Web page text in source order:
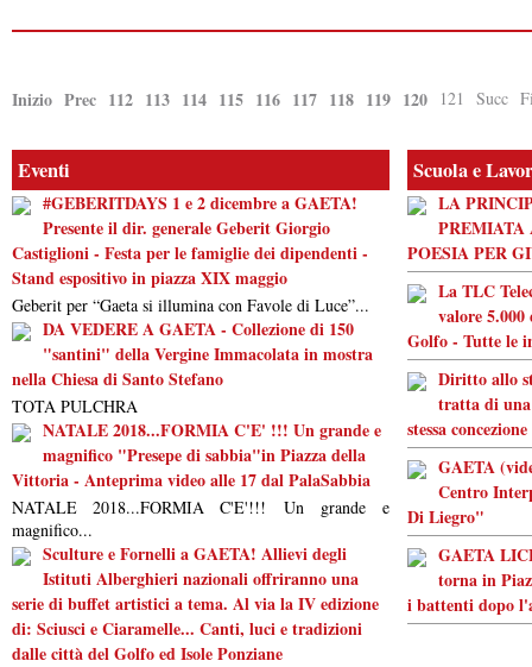
Inizio Prec 112 113 114 115 116 117 118 119 120 121 Succ
Eventi
#GEBERITDAYS 1 e 2 dicembre a GAETA!
Presente il dir. generale Geberit Giorgio
Castiglioni - Festa per le famiglie dei dipendenti -
Stand espositivo in piazza XIX maggio
Geberit per “Gaeta si illumina con Favole di Luce”...
DA VEDERE A GAETA - Collezione di 150
"santini" della Vergine Immacolata in mostra
nella Chiesa di Santo Stefano
TOTA PULCHRA
NATALE 2018...FORMIA C'E' !!! Un grande e
magnifico "Presepe di sabbia"in Piazza della
Vittoria - Anteprima video alle 17 dal PalaSabbia
NATALE 2018...FORMIA C'E'!!! Un grande e
magnifico...
Sculture e Fornelli a GAETA! Allievi degli
Istituti Alberghieri nazionali offriranno una
serie di buffet artistici a tema. Al via la IV edizione
di: Sciusci e Ciaramelle... Canti, luci e tradizioni
dalle città del Golfo ed Isole Ponziane
Scuola e
LA
POESIA PER
La TLC
valore
Golfo - Tutte le
Diritto allo
tratta di
stessa
GAETA
Centro
Di Liegro"
GAETA
torna in
i battenti dopo